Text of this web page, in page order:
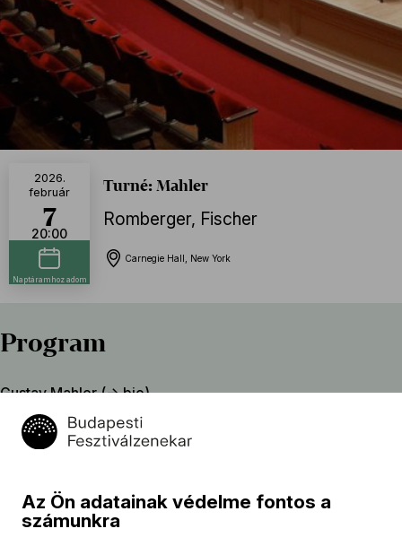
Turné: Mahler
Romberger, Fischer
Carnegie Hall, New York
2026.
február
7
20:00
Naptáramhoz adom
Program
Gustav Mahler (→bio)
3. (d-moll) szimfónia
Közreműködők
Az Ön adatainak védelme fontos a
számunkra